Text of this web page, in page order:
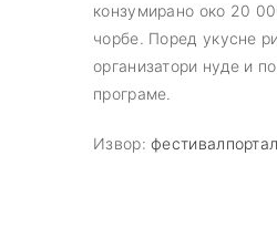
конзумирано око 20
чорбе. Поред укусне
организатори нуде и
програме.
Извор: